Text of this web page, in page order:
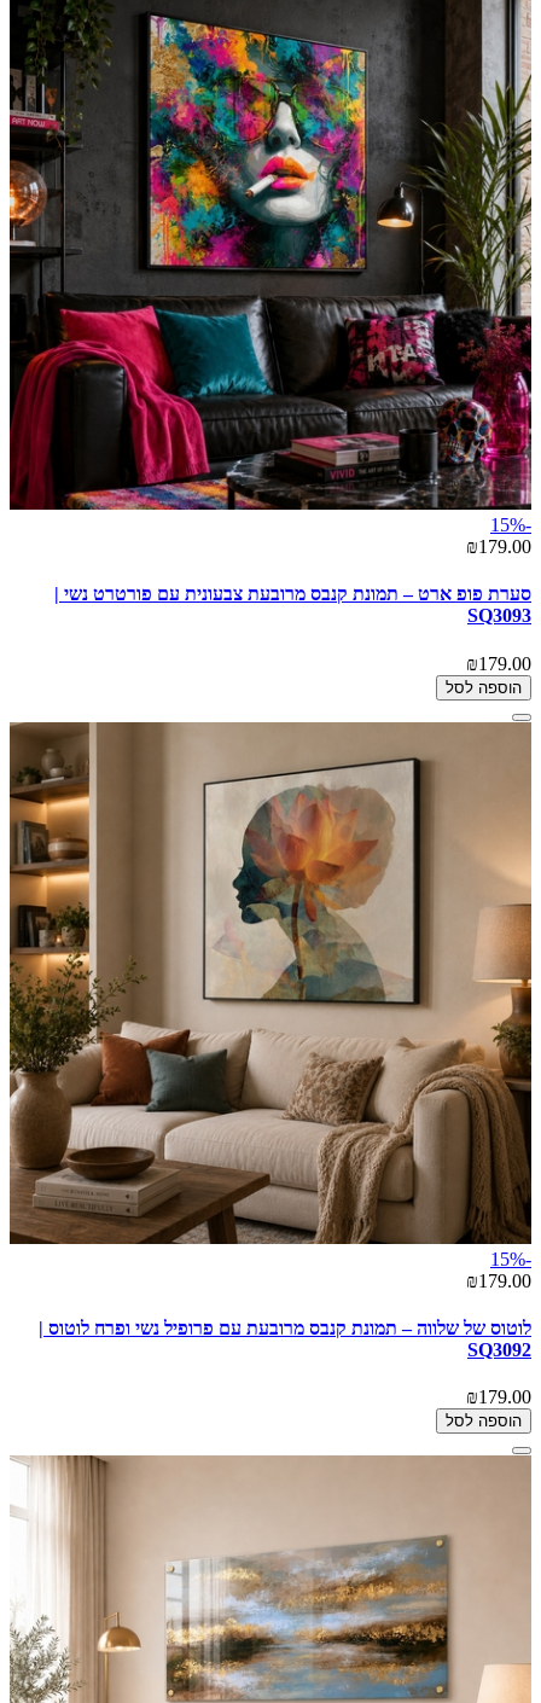
-15%
₪179.00
סערת פופ ארט – תמונת קנבס מרובעת צבעונית עם פורטרט נשי |
SQ3093
₪179.00
הוספה לסל
-15%
₪179.00
לוטוס של שלווה – תמונת קנבס מרובעת עם פרופיל נשי ופרח לוטוס |
SQ3092
₪179.00
הוספה לסל